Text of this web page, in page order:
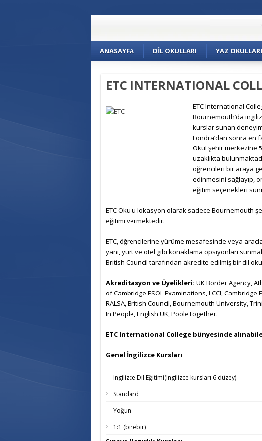
ANASAYFA DIL OKULLARI YAZ OKULLARI
ETC INTERNATIONAL
ETC International
Bournemouth’da
kurslar sunan
Londra’dan sonra en
Okul şehir merkezine
uzaklıkta
öğrencileri bir araya
edinmesini sağlayıp,
eğitim seçenekleri
ETC Okulu lokasyon olarak sadece Bournemouth
eğitimi vermektedir.
ETC, öğrencilerine yürüme mesafesinde veya
yanı, yurt ve otel gibi konaklama opsiyonları
British Council tarafından akredite edilmiş bir dil
Akreditasyon ve Üyelikleri: UK Border Agency,
of Cambridge ESOL Examinations, LCCI, Cambridge
RALSA, British Council, Bournemouth University,
In People, English UK, PooleTogether.
ETC International College bünyesinde
Genel İngilizce Kursları
Ingilizce Dil Eğitimi(Ingilizce kursları 6 düzey)
Standard
Yoğun
1:1 (birebir)